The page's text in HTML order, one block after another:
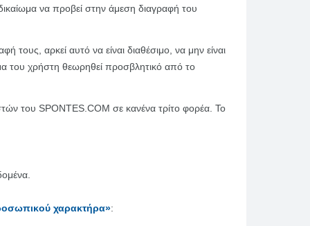
να προβεί στην άμεση διαγραφή του
αρκεί αυτό να είναι διαθέσιμο, να μην είναι
του χρήστη θεωρηθεί προσβλητικό από το
του SPONTES.COM σε κανένα τρίτο φορέα. Το
χαρακτήρα»: